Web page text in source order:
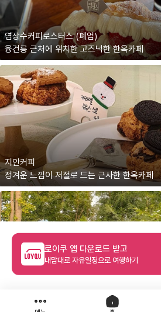
염상수커피로스터스 (폐업)
융건릉 근처에 위치한 고즈넉한 한옥카페
지안커피
정겨운 느낌이 저절로 드는 근사한 한옥카페
도심 속에서 우리꽃을 만끽할 수 있는 힐링 장소
로이쿠 앱 다운로드 받고
내맘대로 자유일정으로 여행하기